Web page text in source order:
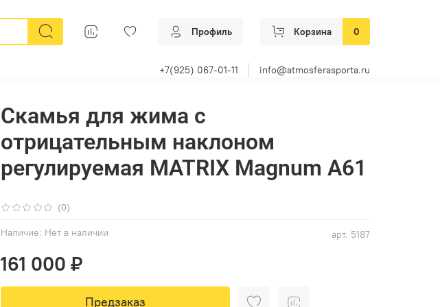
Профиль Корзина 0
+7(925) 067-01-11 info@atmosferasporta.ru
(0)
арт. 5187
Наличие: Нет в наличии
Скамья для жима с
отрицательным наклоном
регулируемая MATRIX Magnum A61
161 000 ₽
Предзаказ